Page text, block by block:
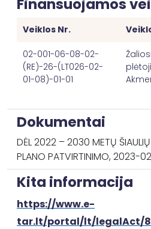
Gyventojai,
naudotis
nauja ar
patobulinta
R.B.2.2095
Finansuojamos
Veiklos Nr.
02-001-06-08-02-
(RE)-26-(LT026-02-
01-08)-01-01
Dokumentai
DĖL 2022 – 2030 METŲ
PLANO PATVIRTINIMO, 2023-
Kita informacija
https://www.e-
tar.lt/portal/lt/legalAct/